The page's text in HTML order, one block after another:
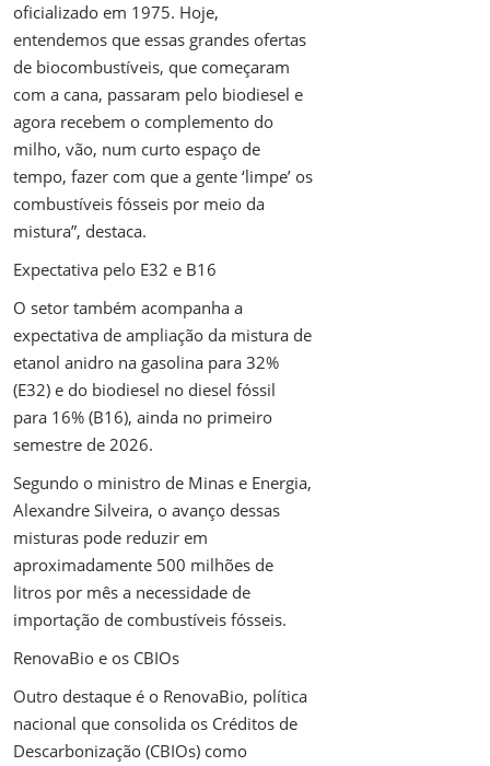
oficializado em 1975. Hoje,
entendemos que essas grandes ofertas
de biocombustíveis, que começaram
com a cana, passaram pelo biodiesel e
agora recebem o complemento do
milho, vão, num curto espaço de
tempo, fazer com que a gente ‘limpe’ os
combustíveis fósseis por meio da
mistura”, destaca.
Expectativa pelo E32 e B16
O setor também acompanha a
expectativa de ampliação da mistura de
etanol anidro na gasolina para 32%
(E32) e do biodiesel no diesel fóssil
para 16% (B16), ainda no primeiro
semestre de 2026.
Segundo o ministro de Minas e Energia,
Alexandre Silveira, o avanço dessas
misturas pode reduzir em
aproximadamente 500 milhões de
litros por mês a necessidade de
importação de combustíveis fósseis.
RenovaBio e os CBIOs
Outro destaque é o RenovaBio, política
nacional que consolida os Créditos de
Descarbonização (CBIOs) como